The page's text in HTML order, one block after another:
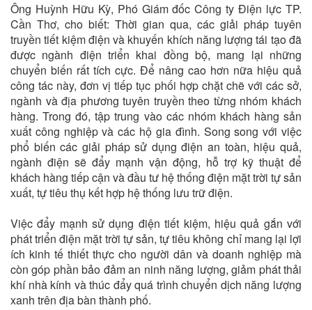
Ông Huỳnh Hữu Kỳ, Phó Giám đốc Công ty Điện lực TP.
Cần Thơ, cho biết: Thời gian qua, các giải pháp tuyên
truyền tiết kiệm điện và khuyến khích năng lượng tái tạo đã
được ngành điện triển khai đồng bộ, mang lại những
chuyển biến rất tích cực. Để nâng cao hơn nữa hiệu quả
công tác này, đơn vị tiếp tục phối hợp chặt chẽ với các sở,
ngành và địa phương tuyên truyền theo từng nhóm khách
hàng. Trong đó, tập trung vào các nhóm khách hàng sản
xuất công nghiệp và các hộ gia đình. Song song với việc
phổ biến các giải pháp sử dụng điện an toàn, hiệu quả,
ngành điện sẽ đẩy mạnh vận động, hỗ trợ kỹ thuật để
khách hàng tiếp cận và đầu tư hệ thống điện mặt trời tự sản
xuất, tự tiêu thụ kết hợp hệ thống lưu trữ điện.
Việc đẩy mạnh sử dụng điện tiết kiệm, hiệu quả gắn với
phát triển điện mặt trời tự sản, tự tiêu không chỉ mang lại lợi
ích kinh tế thiết thực cho người dân và doanh nghiệp mà
còn góp phần bảo đảm an ninh năng lượng, giảm phát thải
khí nhà kính và thúc đẩy quá trình chuyển dịch năng lượng
xanh trên địa bàn thành phố.